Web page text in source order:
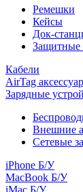
Ремешки
Кейсы
Док-
Защитные
Кабели
AirTag
Зарядные
Внешние
Сетевые
iPhone Б/У
MacBook Б/У
iMac Б/У